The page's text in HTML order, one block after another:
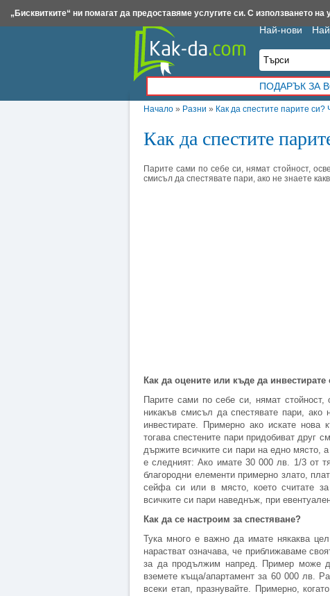
Начало » Разни » Как да спестите парите си?
Как да спестите
Парите сами по себе си, нямат стойност,
смисъл да спестявате пари, ако не знаете
Как да оцените или къде да инвестирате
Парите сами по себе си, нямат
никакъв смисъл да спестявате пари,
инвестирате. Примерно ако искате
тогава спестените пари придобиват друг
държите всичките си пари на едно място,
е следният: Ако имате 30 000 лв. 1/3 от
благородни елементи примерно злато,
сейфа си или в място, което считате
всичките си пари наведнъж, при
Как да се настроим за спестяване?
Тука много е важно да имате някаква
нарастват означава, че приближаваме
за да продължим напред. Пример може
вземете къща/апартамент за 60 000 лв.
всеки етап, празнувайте. Примерно,
Най-нови
ПОДАРЪК ЗА
Insert.bg Framar.bg Kak-da.com Iztochnik.com BauBau.bg NewAge.bg
„Бисквитките“ ни помагат да предоставяме услугите си. С използването